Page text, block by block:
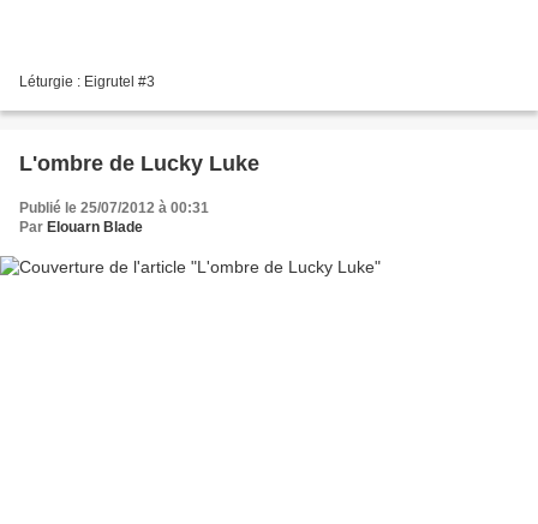
Léturgie : Eigrutel #3
L'ombre de Lucky Luke
Publié le 25/07/2012 à 00:31
Par Elouarn Blade